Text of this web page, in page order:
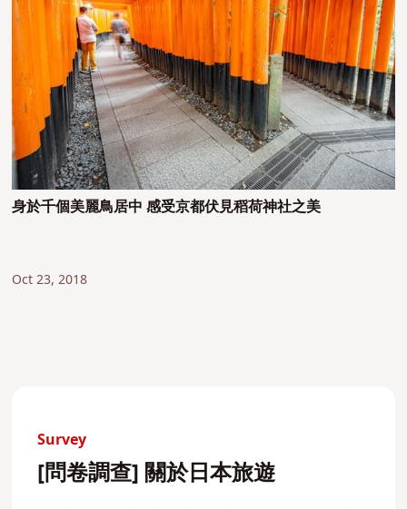
身於千個美麗鳥居中 感受京都伏見稻荷神社之美
Oct 23, 2018
Survey
[問卷調查] 關於日本旅遊